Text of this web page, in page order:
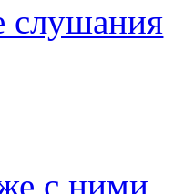
слушания
с ними